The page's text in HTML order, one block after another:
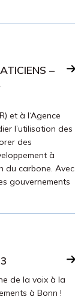
–
et à l‘Agence
l’utilisation des
des
à
du carbone. Avec
gouvernements
de la voix à la
à Bonn !